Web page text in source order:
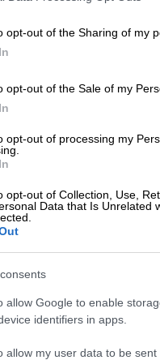
opt-out of the Sharing of my
opt-out of the Sale of my
opt-out of processing my
opt-out of Collection, Use,
Data that Is Unrelated
allow Google to enable
identifiers in apps.
allow my user data to be
150 άτομα, φίλοι
τους
με την ψυχή
του
σκηνή του
εμφανιστεί πριν
3,5 ώρες
και 1.000 ευρώ,
ξεκινήσει στη
το «Ya
και εν
του χορεύοντας